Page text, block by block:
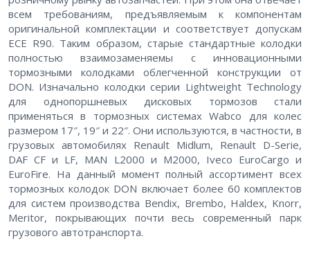
всем требованиям, предъявляемым к компонентам
оригинальной комплектации и соответствует допускам
ЕСЕ R90. Таким образом, старые стандартные колодки
полностью взаимозаменяемы с инновационными
тормозными колодками облегченной конструкции от
DON. Изначально колодки серии Lightweight Technology
для однопоршневых дисковых тормозов стали
применяться в тормозных системах Wabco для колес
размером 17″, 19″ и 22″. Они используются, в частности, в
грузовых автомобилях Renault Midlum, Renault D-Serie,
DAF CF и LF, MAN L2000 и M2000, Iveco EuroCargo и
EuroFire. На данный момент полный ассортимент всех
тормозных колодок DON включает более 60 комплектов
для систем производства Bendix, Brembo, Haldex, Knorr,
Meritor, покрывающих почти весь современный парк
грузового автотранспорта.